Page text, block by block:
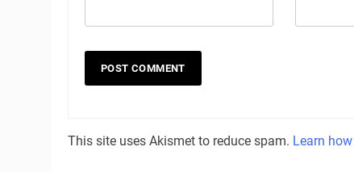
This site uses Akismet to reduce spam. Learn